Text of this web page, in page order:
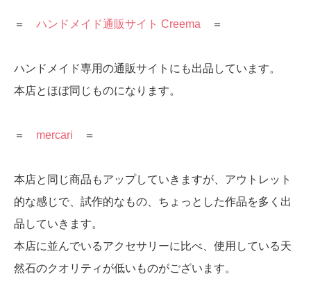
＝ ハンドメイド通販サイト Creema ＝
ハンドメイド専用の通販サイトにも出品しています。
本店とほぼ同じものになります。
＝ mercari ＝
本店と同じ商品もアップしていきますが、アウトレット
的な感じで、試作的なもの、ちょっとした作品を多く出
品していきます。
本店に並んでいるアクセサリーに比べ、使用している天
然石のクオリティが低いものがございます。